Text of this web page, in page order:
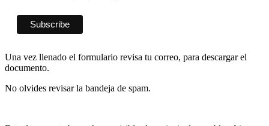
Una vez llenado el formulario revisa tu correo, para descargar el
documento.
No olvides revisar la bandeja de spam.